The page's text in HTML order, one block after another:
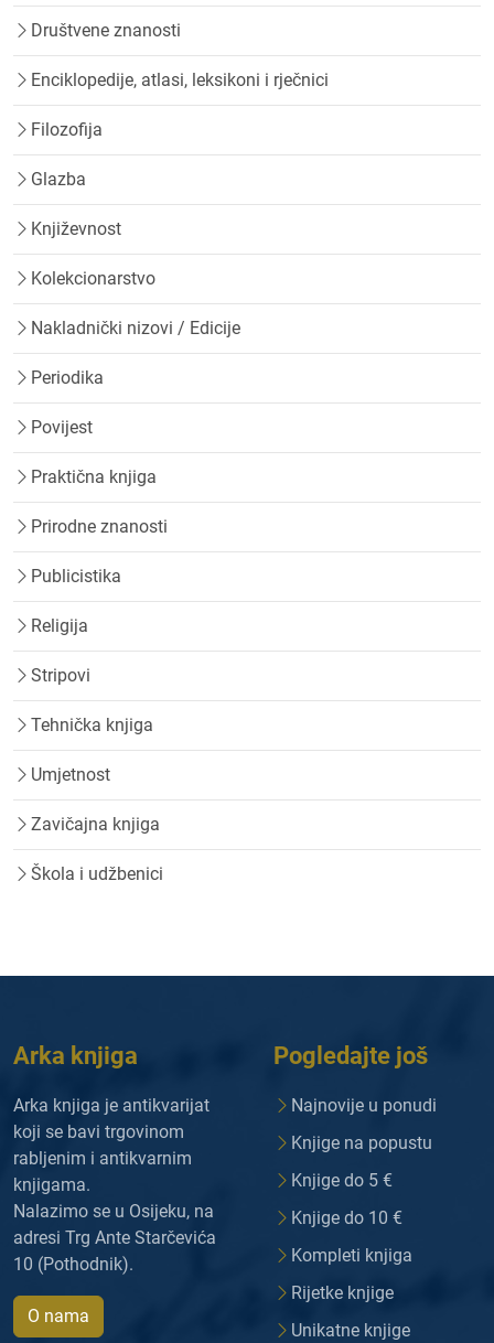
Društvene znanosti
Enciklopedije, atlasi, leksikoni i rječnici
Filozofija
Glazba
Književnost
Kolekcionarstvo
Nakladnički nizovi / Edicije
Periodika
Povijest
Praktična knjiga
Prirodne znanosti
Publicistika
Religija
Stripovi
Tehnička knjiga
Umjetnost
Zavičajna knjiga
Škola i udžbenici
Arka knjiga
Arka knjiga je antikvarijat
koji se bavi trgovinom
rabljenim i antikvarnim
knjigama.
Nalazimo se u Osijeku, na
adresi Trg Ante Starčevića
10 (Pothodnik).
O nama
Pogledajte još
Najnovije u ponudi
Knjige na popustu
Knjige do 5 €
Knjige do 10 €
Kompleti knjiga
Rijetke knjige
Unikatne knjige